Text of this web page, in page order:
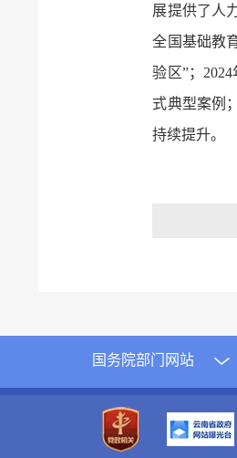
展提供了人
全国基础教
验区”；
式典型案例
持续提升。
国务院部门网站